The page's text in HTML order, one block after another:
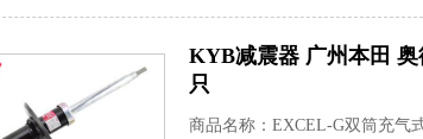
KYB减震器 广州本田 奥
只
商品名称：EXCEL-G双筒充气